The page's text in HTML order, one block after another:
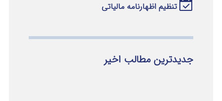
تنظیم اظهارنامه مالیاتی
جدیدترین مطالب اخیر